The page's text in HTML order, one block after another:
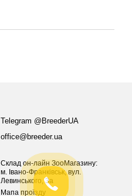
Telegram @BreederUA
office@breeder.ua
Склад он-лайн ЗооМагазину:
м. Івано-Франківськ, вул.
Левинського, 3а
Мапа проїзду